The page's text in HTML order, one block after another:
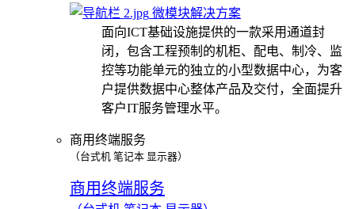
微模块解决方案
面向ICT基础设施提供的一款采用通道封
闭，包含工程预制的机柜、配电、制冷、监
控等功能单元的独立的小型数据中心，为客
户提供数据中心整体产品及交付，全面提升
客户IT服务管理水平。
商用终端服务
（台式机 笔记本 显示器）
商用终端服务